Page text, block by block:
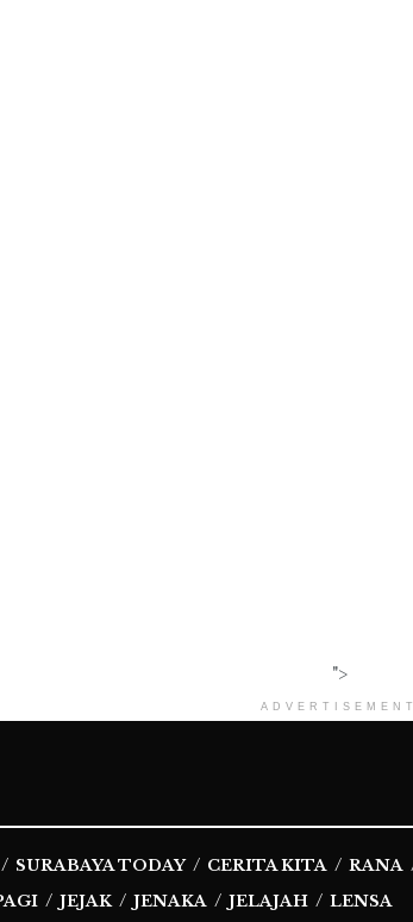
">
ADVERTISEMENT
SURABAYA TODAY CERITA KITA RANA
JEJAK JENAKA JELAJAH LENSA